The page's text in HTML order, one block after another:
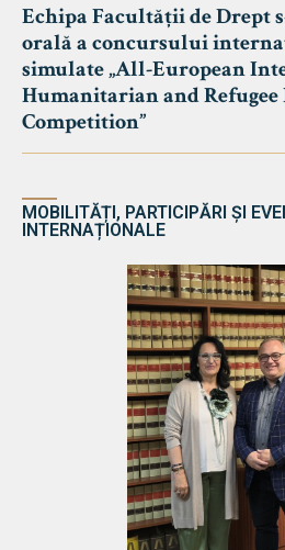
Echipa Facultății de Drept
orală a concursului
simulate „All-European
Humanitarian and
Competition”
MOBILITĂȚI, PARTICIPĂRI ȘI
INTERNAȚIONALE